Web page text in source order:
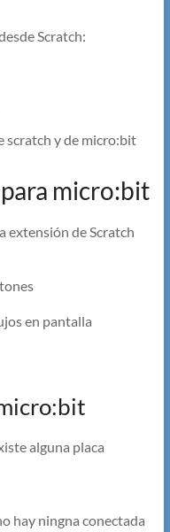
Scratch:
scratch y de micro:bit
micro:bit
extensión de Scratch
en pantalla
alguna placa
hay ningna conectada